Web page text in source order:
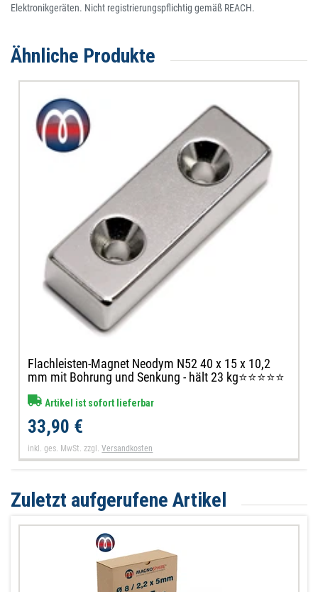
Elektronikgeräten. Nicht registrierungspflichtig gemäß REACH.
Ähnliche Produkte
Flachleisten-Magnet Neodym N52 40 x 15 x 10,2
mm mit Bohrung und Senkung - hält 23 kg⭐⭐⭐⭐⭐
Artikel ist sofort lieferbar
33,90 €
inkl. ges. MwSt. zzgl.Versandkosten
Zuletzt aufgerufene Artikel